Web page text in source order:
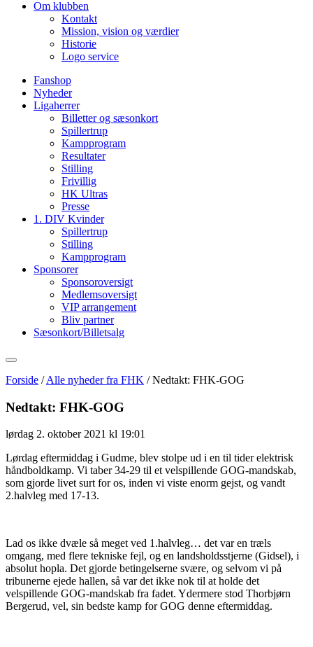
Om klubben
Kontakt
Mission, vision og værdier
Historie
Logo service
Fanshop
Nyheder
Ligaherrer
Billetter og sæsonkort
Spillertrup
Kampprogram
Resultater
Stilling
Frivillig
HK Ultras
Presse
1. DIV Kvinder
Spillertrup
Stilling
Kampprogram
Sponsorer
Sponsoroversigt
Medlemsoversigt
VIP arrangement
Bliv partner
Sæsonkort/Billetsalg
Forside /Alle nyheder fra FHK /Nedtakt: FHK-GOG
Nedtakt: FHK-GOG
lørdag 2. oktober 2021 kl 19:01
Lørdag eftermiddag i Gudme, blev stolpe ud i en til tider elektrisk
håndboldkamp. Vi taber 34-29 til et velspillende GOG-mandskab,
som gjorde livet surt for os, inden vi viste enorm gejst, og vandt
2.halvleg med 17-13.
Lad os ikke dvæle så meget ved 1.halvleg… det var en træls
omgang, med flere tekniske fejl, og en landsholdsstjerne (Gidsel), i
absolut hopla. Det gjorde betingelserne svære, og selvom vi på
tribunerne ejede hallen, så var det ikke nok til at holde det
velspillende GOG-mandskab fra fadet. Ydermere stod Thorbjørn
Bergerud, vel, sin bedste kamp for GOG denne eftermiddag.